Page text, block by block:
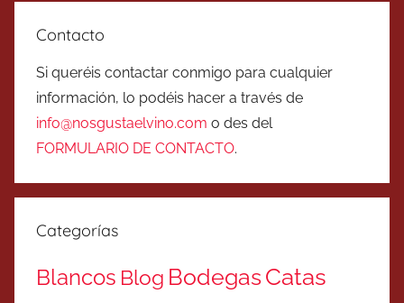
Contacto
Si queréis contactar conmigo para cualquier
información, lo podéis hacer a través de
info@nosgustaelvino.com o des del
FORMULARIO DE CONTACTO.
Categorías
Blancos Blog BodegasCatas